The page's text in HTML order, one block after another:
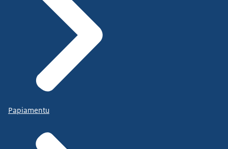
Papiamentu